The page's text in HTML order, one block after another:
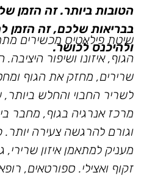
הטובות ביותר. זה הזמן
בבריאות שלכם, זה הזמן
ולהיכנס לכושר.
שיטת פילאטיס מכשירים
הגוף, איזונו ושיפור
שרירים, מחזק את הגוף
לשריר החבוי והחלש ביותר,
מרכז אנרגיה בגוף, מחבר
וגורם להרגשה צעירה יותר.
מעניק למתאמן איזון
זקוף ואצילי. ספורטאים,